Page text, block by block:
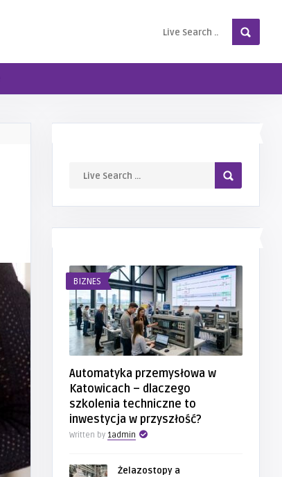
BIZNES
Automatyka przemysłowa w
Katowicach – dlaczego
szkolenia techniczne to
inwestycja w przyszłość?
Written by 1admin
Żelazostopy a